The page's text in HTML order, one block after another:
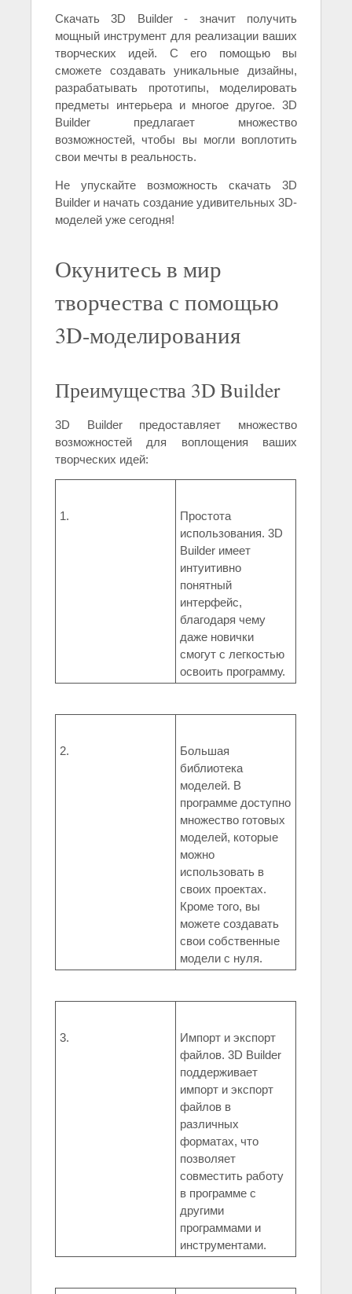
Скачать 3D Builder - значит получить
мощный инструмент для реализации ваших
творческих идей. С его помощью вы
сможете создавать уникальные дизайны,
разрабатывать прототипы, моделировать
предметы интерьера и многое другое. 3D
Builder предлагает множество
возможностей, чтобы вы могли воплотить
свои мечты в реальность.
Не упускайте возможность скачать 3D
Builder и начать создание удивительных 3D-
моделей уже сегодня!
Окунитесь в мир
творчества с помощью
3D-моделирования
Преимущества 3D Builder
3D Builder предоставляет множество
возможностей для воплощения ваших
творческих идей:
1.
Простота
использования. 3D
Builder имеет
интуитивно
понятный
интерфейс,
благодаря чему
даже новички
смогут с легкостью
освоить программу.
2.
Большая
библиотека
моделей. В
программе доступно
множество готовых
моделей, которые
можно
использовать в
своих проектах.
Кроме того, вы
можете создавать
свои собственные
модели с нуля.
3.
Импорт и экспорт
файлов. 3D Builder
поддерживает
импорт и экспорт
файлов в
различных
форматах, что
позволяет
совместить работу
в программе с
другими
программами и
инструментами.